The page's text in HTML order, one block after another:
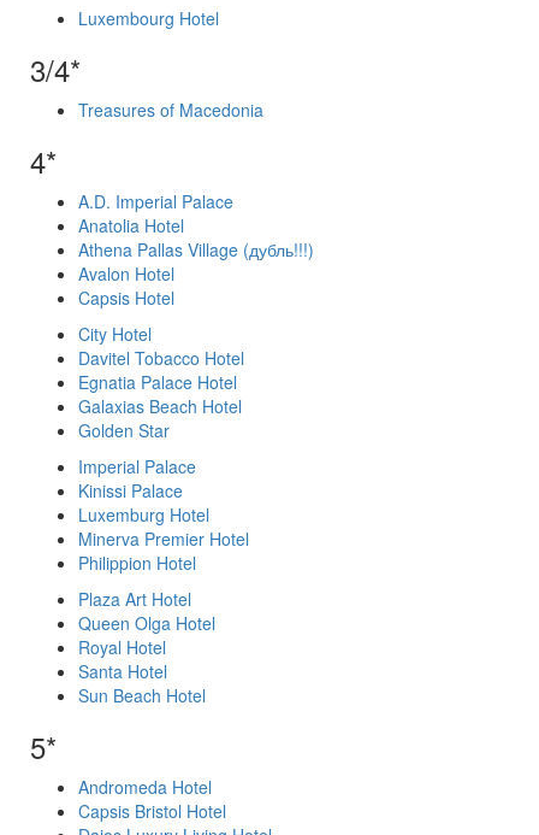
Luxembourg Hotel
3/4*
Treasures of Macedonia
4*
A.D. Imperial Palace
Anatolia Hotel
Athena Pallas Village (дубль!!!)
Avalon Hotel
Capsis Hotel
City Hotel
Davitel Tobacco Hotel
Egnatia Palace Hotel
Galaxias Beach Hotel
Golden Star
Imperial Palace
Kinissi Palace
Luxemburg Hotel
Minerva Premier Hotel
Philippion Hotel
Plaza Art Hotel
Queen Olga Hotel
Royal Hotel
Santa Hotel
Sun Beach Hotel
5*
Andromeda Hotel
Capsis Bristol Hotel